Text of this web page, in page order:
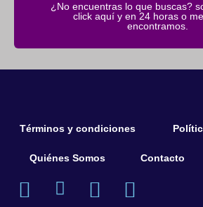
¿No encuentras lo que buscas?
click aquí y en 24 horas o
encontramos.
Términos y condiciones
Quiénes Somos Contacto